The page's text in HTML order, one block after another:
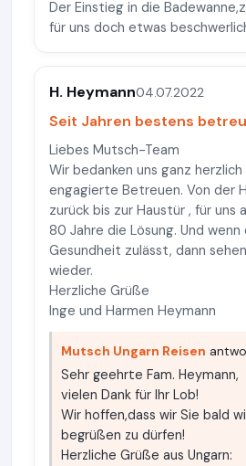
Der Einstieg in die
für uns doch etwas
H. Heymann04.07.2022
Seit Jahren bestens
Liebes Mutsch-Team
Wir bedanken uns ganz herzlich
engagierte Betreuen. Von der
zurück bis zur Haustür , für uns
80 Jahre die Lösung. Und wenn
Gesundheit zulässt, dann
wieder.
Herzliche Grüße
Inge und Harmen Heymann
Mutsch Ungarn Reisen
Sehr geehrte Fam. Heymann,
vielen Dank für Ihr Lob!
Wir hoffen,dass wir Sie bald
begrüßen zu dürfen!
Herzliche Grüße aus Ungarn: